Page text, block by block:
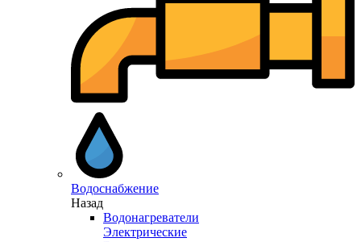
Водоснабжение
Назад
Водонагреватели
Электрические